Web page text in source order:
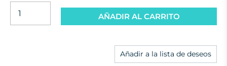
AÑADIR AL CARRITO
Añadir a la lista de deseos